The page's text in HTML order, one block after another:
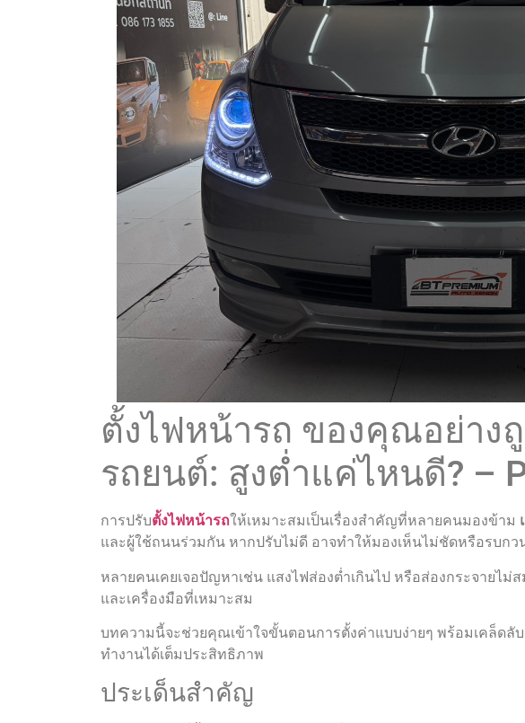
ตั้งไฟหน้ารถ ของคุณอย่าง
รถยนต์: สูงต่ำแค่ไหนดี? –
การปรับตั้งไฟหน้ารถให้เหมาะสมเป็นเรื่องสำคัญที่หลายคนมองข้าม
และผู้ใช้ถนนร่วมกัน หากปรับไม่ดี อาจทำให้มองเห็นไม่ชัดหรือรบก
หลายคนเคยเจอปัญหาเช่น แสงไฟส่องต่ำเกินไป หรือส่องกระจายไ
และเครื่องมือที่เหมาะสม
บทความนี้จะช่วยคุณเข้าใจขั้นตอนการตั้งค่าแบบง่ายๆ พร้อมเคล็ดลั
ทำงานได้เต็มประสิทธิภาพ
ประเด็นสำคัญ